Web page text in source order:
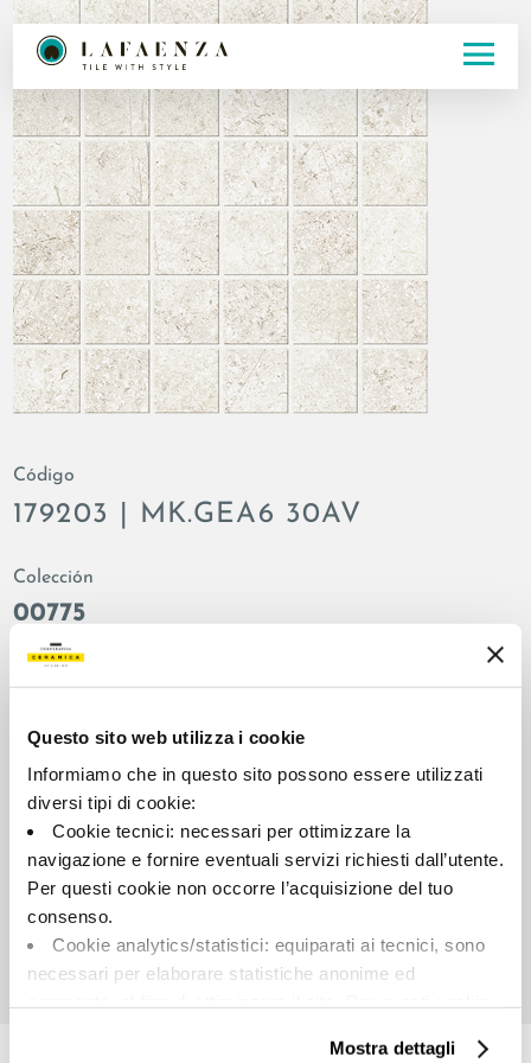
Questo sito web utilizza i cookie
Informiamo che in questo sito possono essere utilizzati
diversi tipi di cookie:
Cookie tecnici: necessari per ottimizzare la
navigazione e fornire eventuali servizi richiesti dall’utente.
Per questi cookie non occorre l’acquisizione del tuo
consenso.
Cookie analytics/statistici: equiparati ai tecnici, sono
necessari per elaborare statistiche anonime ed
Cookie di profilazione/marketing: sono utilizzati, solo
Mostra dettagli
Código
179203 | MK.GEA6 30AV
Colección
00775
Color:
Marfil
Fondo
Formato:
30.0x30.0
matt
opaco
Destonalización:
Unidad de medida:
MQ